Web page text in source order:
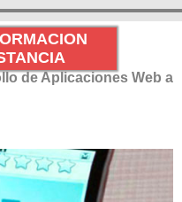
de Aplicaciones Web a